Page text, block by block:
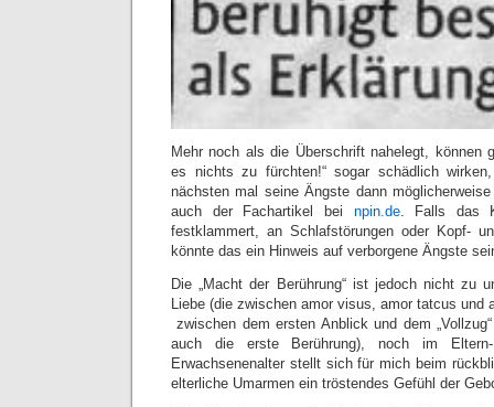
Mehr noch als die Überschrift nahelegt, können
es nichts zu fürchten!“ sogar schädlich
nächsten mal seine Ängste dann
auch der Fachartikel bei npin.de. Falls das
festklammert, an Schlafstörungen oder Kopf-
könnte das ein Hinweis auf verborgene Ängste
Die „Macht der Berührung“ ist jedoch nicht zu
Liebe (die zwischen amor visus, amor tatcus und
zwischen dem ersten Anblick und dem
auch die erste Berührung), noch im Eltern-
Erwachsenenalter stellt sich für mich beim
elterliche Umarmen ein tröstendes Gefühl der